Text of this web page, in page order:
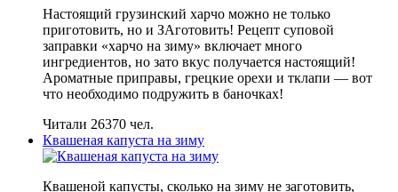
Настоящий грузинский харчо можно не только
приготовить, но и ЗАготовить! Рецепт суповой
заправки «харчо на зиму» включает много
ингредиентов, но зато вкус получается настоящий!
Ароматные приправы, грецкие орехи и тклапи — вот
что необходимо подружить в баночках!
Читали 26370 чел.
Квашеная капуста на зиму
Квашеной капусты, сколько на зиму не заготовить,